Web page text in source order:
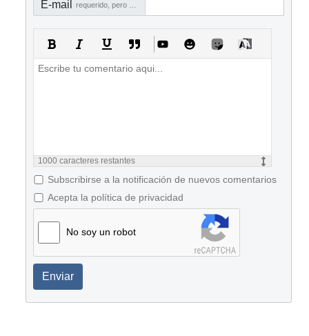
E-mail
1000 caracteres restantes
Subscribirse a la notificación de nuevos comentarios
Acepta la política de privacidad
No soy un robot
Enviar